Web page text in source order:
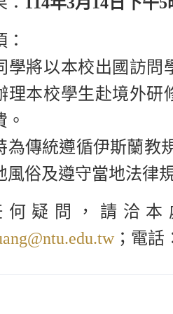
將以本校出國訪問
理本校學生赴境外研
為傳統遵循伊斯蘭教
風俗及遵守當地法律
何疑問，請洽本
；電話